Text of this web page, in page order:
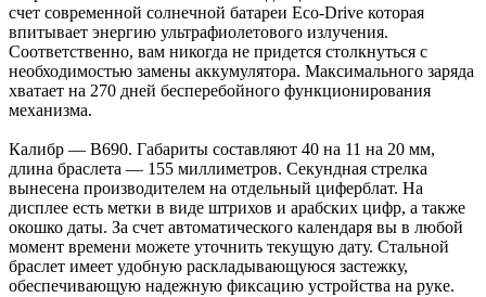
счет современной солнечной батареи Eco-Drive которая
впитывает энергию ультрафиолетового излучения.
Соответственно, вам никогда не придется столкнуться с
необходимостью замены аккумулятора. Максимального заряда
хватает на 270 дней бесперебойного функционирования
механизма.
Калибр — B690. Габариты составляют 40 на 11 на 20 мм,
длина браслета — 155 миллиметров. Секундная стрелка
вынесена производителем на отдельный циферблат. На
дисплее есть метки в виде штрихов и арабских цифр, а также
окошко даты. За счет автоматического календаря вы в любой
момент времени можете уточнить текущую дату. Стальной
браслет имеет удобную раскладывающуюся застежку,
обеспечивающую надежную фиксацию устройства на руке.